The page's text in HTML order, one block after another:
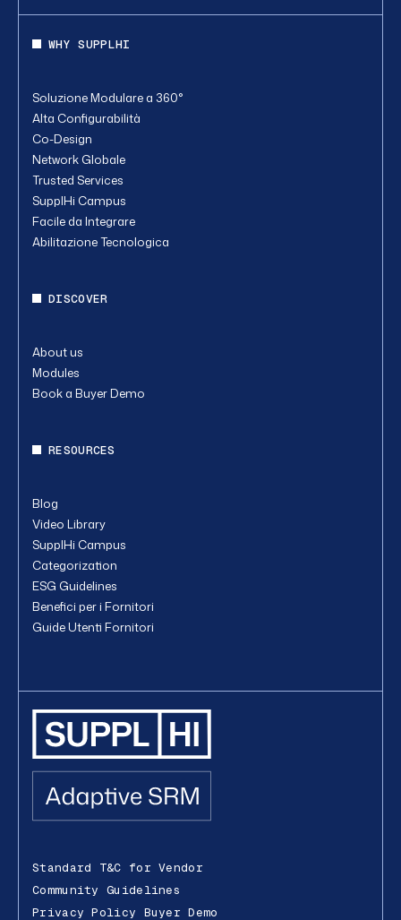
Standard T&C for Vendor
Community Guidelines
Privacy Policy Buyer Demo
WHY SUPPLHI
Soluzione Modulare a 360°
Alta Configurabilità
Co-Design
Network Globale
Trusted Services
SupplHi Campus
Facile da Integrare
Abilitazione Tecnologica
DISCOVER
About us
Modules
Book a Buyer Demo
RESOURCES
Blog
Video Library
SupplHi Campus
Categorization
ESG Guidelines
Benefici per i Fornitori
Guide Utenti Fornitori